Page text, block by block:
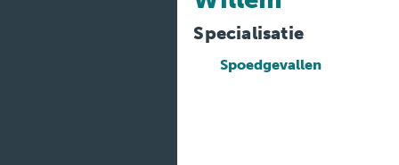
Specialisatie
Spoedgevallen